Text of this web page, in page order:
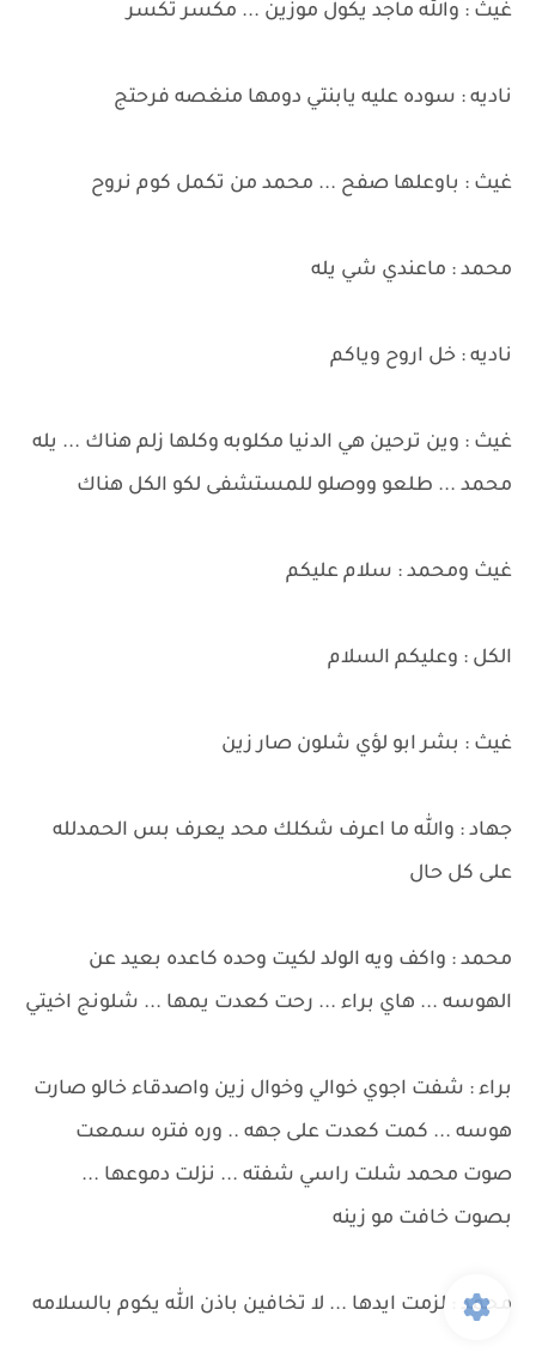
غيث : والله ماجد يكول موزين ... مكسر تكسر
ناديه : سوده عليه يابنتي دومها منغصه فرحتج
غيث : باوعلها صفح ... محمد من تكمل كوم نروح
محمد : ماعندي شي يله
ناديه : خل اروح وياكم
غيث : وين ترحين هي الدنيا مكلوبه وكلها زلم هناك ... يله
محمد ... طلعو ووصلو للمستشفى لكو الكل هناك
غيث ومحمد : سلام عليكم
الكل : وعليكم السلام
غيث : بشر ابو لؤي شلون صار زين
جهاد : والله ما اعرف شكلك محد يعرف بس الحمدلله
على كل حال
محمد : واكف ويه الولد لكيت وحده كاعده بعيد عن
الهوسه ... هاي براء ... رحت كعدت يمها ... شلونج اخيتي
براء : شفت اجوي خوالي وخوال زين واصدقاء خالو صارت
هوسه ... كمت كعدت على جهه .. وره فتره سمعت
صوت محمد شلت راسي شفته ... نزلت دموعها ...
بصوت خافت مو زينه
محمد : لزمت ايدها ... لا تخافين باذن الله يكوم بالسلامه